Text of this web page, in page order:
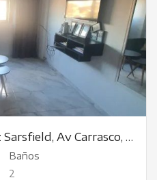
Av Carrasco, al 800
Baños
2